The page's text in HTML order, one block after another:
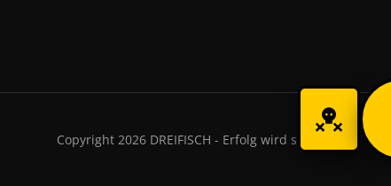
Copyright 2026 DREIFISCH - Erfolg wird sichtbar.